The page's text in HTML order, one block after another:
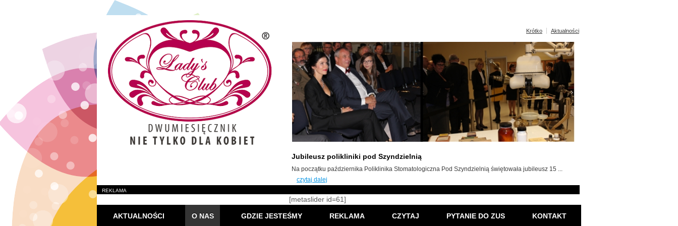
Krótko Aktualności
Jubileusz polikliniki pod Szyndzielnią
Na początku października Poliklinika Stomatologiczna Pod Szyndzielnią świętowała jubileusz 15 ...
czytaj dalej
REKLAMA
[metaslider id=61]
AKTUALNOŚCI O NAS GDZIE JESTEŚMY REKLAMA CZYTAJ PYTANIE DO ZUS KONTAKT